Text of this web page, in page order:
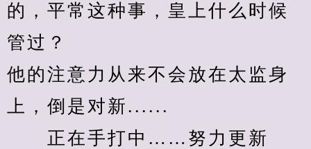
的，平常这种事，皇上什么时候
管过？
他的注意力从来不会放在太监身
上，倒是对新......
正在手打中……努力更新